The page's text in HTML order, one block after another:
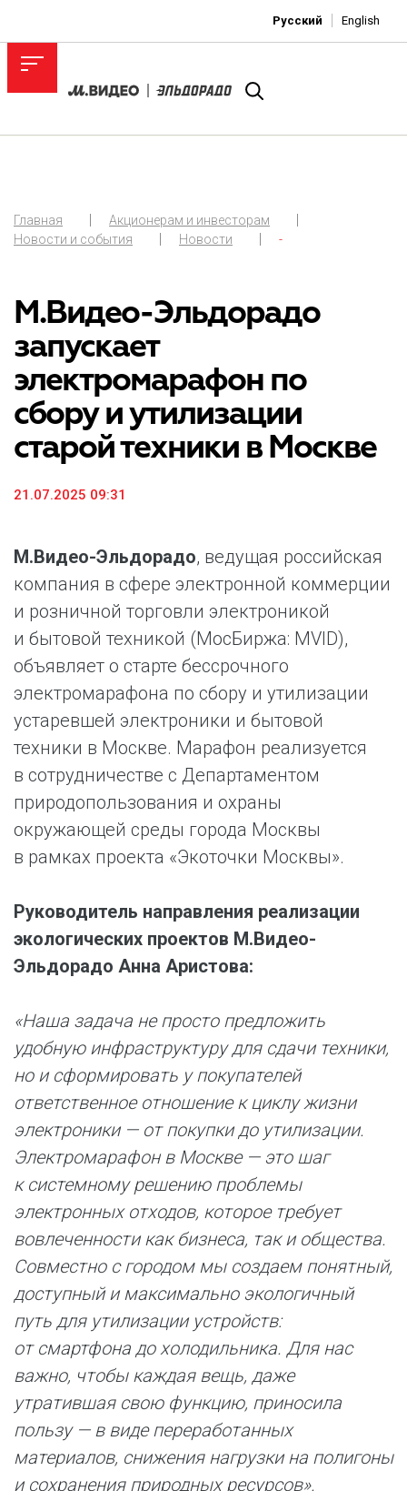
Русский English
Главная
Акционерам и инвесторам
Новости и события
Новости -
М.Видео-Эльдорадо
запускает
электромарафон по
сбору и утилизации
старой техники в Москве
21.07.2025 09:31
М.Видео-Эльдорадо, ведущая российская
компания в сфере электронной коммерции
и розничной торговли электроникой
и бытовой техникой (МосБиржа: MVID),
объявляет о старте бессрочного
электромарафона по сбору и утилизации
устаревшей электроники и бытовой
техники в Москве. Марафон реализуется
в сотрудничестве с Департаментом
природопользования и охраны
окружающей среды города Москвы
в рамках проекта «Экоточки Москвы».
Руководитель направления реализации
экологических проектов М.Видео-
Эльдорадо Анна Аристова:
«Наша задача не просто предложить
удобную инфраструктуру для сдачи техники,
но и сформировать у покупателей
ответственное отношение к циклу жизни
электроники — от покупки до утилизации.
Электромарафон в Москве — это шаг
к системному решению проблемы
электронных отходов, которое требует
вовлеченности как бизнеса, так и общества.
Совместно с городом мы создаем понятный,
доступный и максимально экологичный
путь для утилизации устройств:
от смартфона до холодильника. Для нас
важно, чтобы каждая вещь, даже
утратившая свою функцию, приносила
пользу — в виде переработанных
материалов, снижения нагрузки на полигоны
и сохранения природных ресурсов».